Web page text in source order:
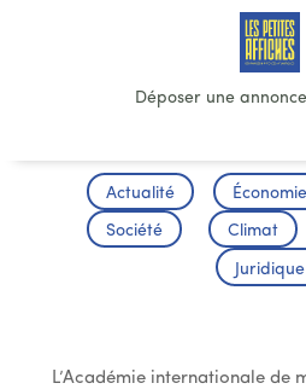
Déposer une annonce
Actualité Économie
Société Climat
Juridique
L’Académie internationale de